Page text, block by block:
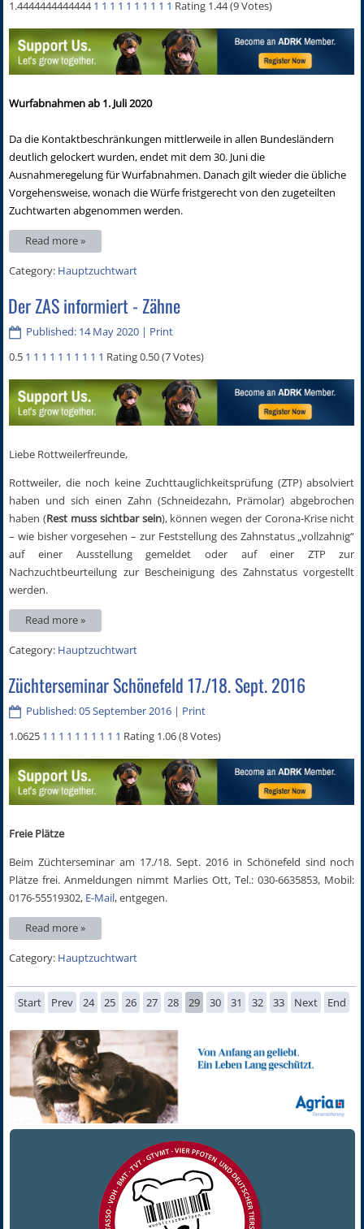
1.44444444444441 1 1 1 1 1 1 1 1 1 Rating 1.44 (9 Votes)
Wurfabnahmen ab 1. Juli 2020
Da die Kontaktbeschränkungen mittlerweile in allen Bundesländern
deutlich gelockert wurden, endet mit dem 30. Juni die
Ausnahmeregelung für Wurfabnahmen. Danach gilt wieder die übliche
Vorgehensweise, wonach die Würfe fristgerecht von den zugeteilten
Zuchtwarten abgenommen werden.
Read more »
Category: Hauptzuchtwart
Der ZAS informiert - Zähne
Published: 14 May 2020 | Print
0.5 1 1 1 1 1 1 1 1 1 1 Rating 0.50 (7 Votes)
Liebe Rottweilerfreunde,
Rottweiler, die noch keine Zuchttauglichkeitsprüfung (ZTP) absolviert
haben und sich einen Zahn (Schneidezahn, Prämolar) abgebrochen
haben (Rest muss sichtbar sein), können wegen der Corona-Krise nicht
– wie bisher vorgesehen – zur Feststellung des Zahnstatus „vollzahnig“
auf einer Ausstellung gemeldet oder auf einer ZTP zur
Nachzuchtbeurteilung zur Bescheinigung des Zahnstatus vorgestellt
werden.
Read more »
Category: Hauptzuchtwart
Züchterseminar Schönefeld 17./18. Sept. 2016
Published: 05 September 2016 | Print
1.0625 1 1 1 1 1 1 1 1 1 1 Rating 1.06 (8 Votes)
Freie Plätze
Beim Züchterseminar am 17./18. Sept. 2016 in Schönefeld sind noch
Plätze frei. Anmeldungen nimmt Marlies Ott, Tel.: 030-6635853, Mobil:
0176-55519302, E-Mail, entgegen.
Read more »
Category: Hauptzuchtwart
Start Prev 24 25 26 27 28 29 30 31 32 33 Next End